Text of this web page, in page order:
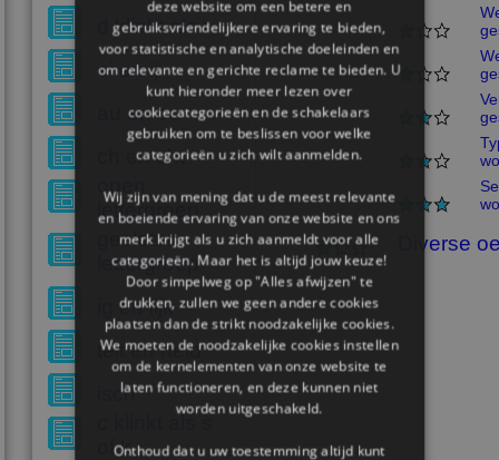
d klinkt als t
ei en ij
au en ou
ch en cht
open
lettergreep
gesloten
lettergreep
ig en lijk
teit en heid
isch
of k
Diverse
deze website om een ​​betere en
gebruiksvriendelijkere ervaring te bieden,
voor statistische en analytische doeleinden en
om relevante en gerichte reclame te bieden. U
kunt hieronder meer lezen over
cookiecategorieën en de schakelaars
gebruiken om te beslissen voor welke
categorieën u zich wilt aanmelden.
Wij zijn van mening dat u de meest relevante
en boeiende ervaring van onze website en ons
merk krijgt als u zich aanmeldt voor alle
categorieën. Maar het is altijd jouw keuze!
Door simpelweg op "Alles afwijzen" te
drukken, zullen we geen andere cookies
plaatsen dan de strikt noodzakelijke cookies.
We moeten de noodzakelijke cookies instellen
om de kernelementen van onze website te
laten functioneren, en deze kunnen niet
worden uitgeschakeld.
Onthoud dat u uw toestemming altijd kunt